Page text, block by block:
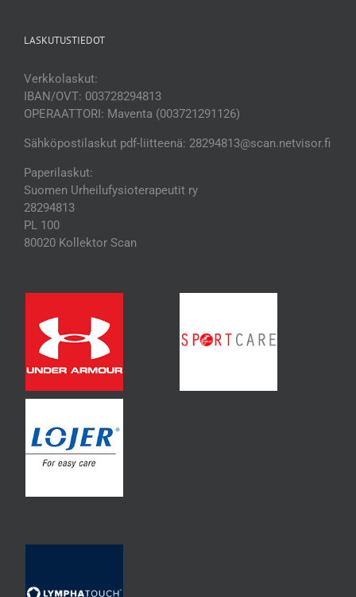
LASKUTUSTIEDOT
Verkkolaskut:
IBAN/OVT: 003728294813
OPERAATTORI: Maventa (003721291126)
Sähköpostilaskut pdf-liitteenä: 28294813@scan.netvisor.fi
Paperilaskut:
Suomen Urheilufysioterapeutit ry
28294813
PL 100
80020 Kollektor Scan